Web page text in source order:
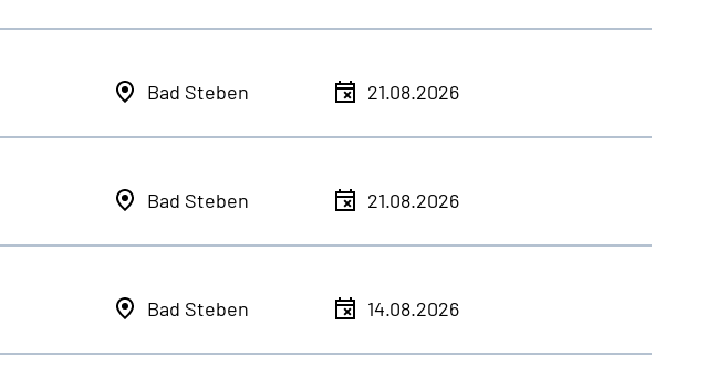
Bad Steben 21.08.2026
Bad Steben 21.08.2026
Bad Steben 14.08.2026